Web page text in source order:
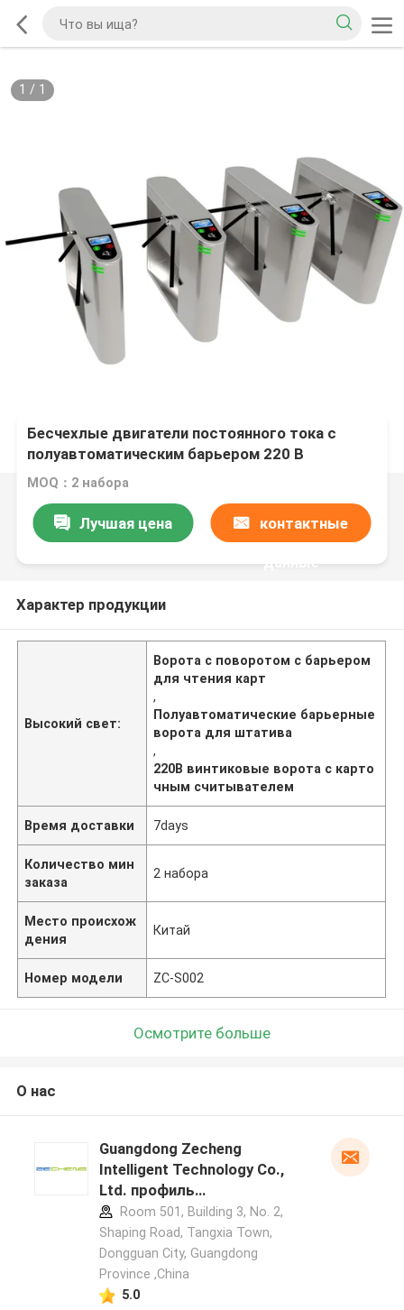
1 / 1
Бесчехлые двигатели постоянного тока с
полуавтоматическим барьером 220 В
MOQ：2 набора
Лучшая цена контактные
данные
Характер продукции
Высокий свет:
Ворота с поворотом с барьером
для чтения карт
,
Полуавтоматические барьерные
ворота для штатива
,
220В винтиковые ворота с карто
чным считывателем
Время доставки 7days
Количество мин
заказа
2 набора
Место происхож
дения
Китай
Номер модели ZC-S002
Осмотрите больше
О нас
Guangdong Zecheng
Intelligent Technology Co.,
Ltd. профиль
производителя
Room 501, Building 3, No. 2,
Shaping Road, Tangxia Town,
Dongguan City, Guangdong
Province ,China
5.0